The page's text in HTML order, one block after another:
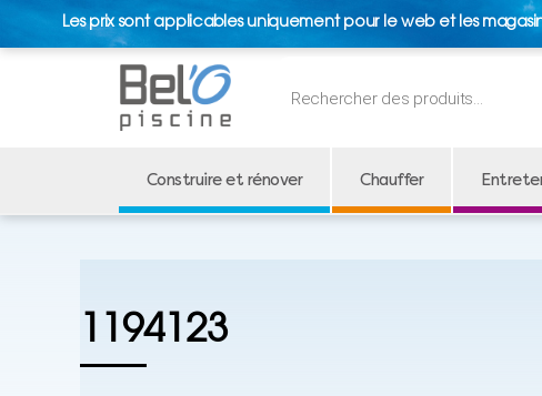
Les prix sont applicables uniquement pour le web et les
de
Construire et rénover Chauffer
1194123